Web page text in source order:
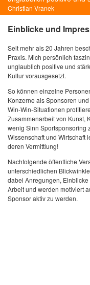
Christian Vranek
Einblicke und
Seit mehr als 20 Jahren
Praxis. Mich persönlich
unglaublich positive und
Kultur vorausgesetzt.
So können einzelne
Konzerne als Sponsoren
Win-Win-Situationen
Zusammenarbeit von Kunst,
wenig Sinn Sportsponsoring
Wissenschaft und Wirtschaft
deren Vermittlung!
Nachfolgende öffentliche
unterschiedlichen
dabei Anregungen,
Arbeit und werden motiviert
Sponsor aktiv zu werden.